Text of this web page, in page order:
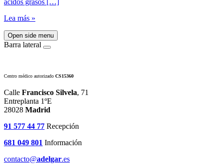
ácidos grasos […]
Lea más »
Open side menu
Barra lateral
Centro médico autorizado CS15360
Calle Francisco Silvela, 71
Entreplanta 1ºE
28028 Madrid
91 577 44 77 Recepción
681 049 801 Información
contacto@adelgar.es